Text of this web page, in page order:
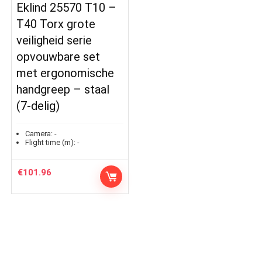
Eklind 25570 T10 –
T40 Torx grote
veiligheid serie
opvouwbare set
met ergonomische
handgreep – staal
(7-delig)
Camera: -
Flight time (m): -
€101.96